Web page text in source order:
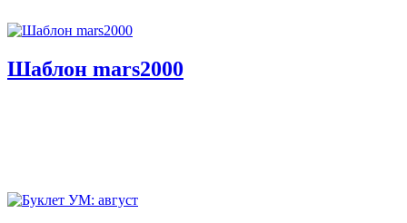
Шаблон mars2000